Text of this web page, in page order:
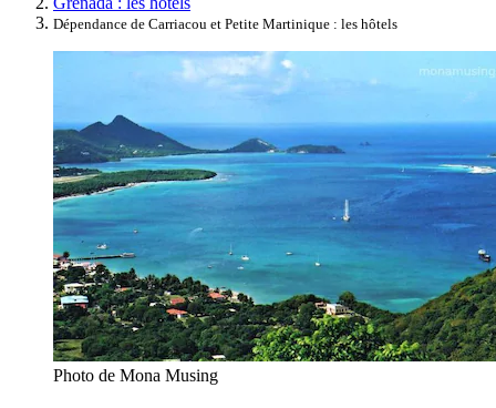
Dépendance de Carriacou et Petite Martinique : les hôtels
Photo de Mona Musing